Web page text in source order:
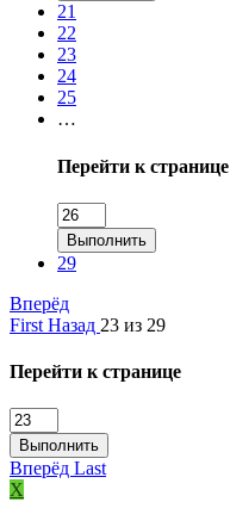
21
22
23
24
25
…
Перейти к странице
Выполнить
29
Вперёд
First Назад 23 из 29
Перейти к странице
Выполнить
Вперёд Last
X